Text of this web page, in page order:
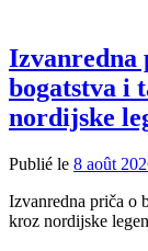
Izvanredna
bogatstva i
nordijske
Publié le 8 août
Izvanredna priča o
kroz nordijske